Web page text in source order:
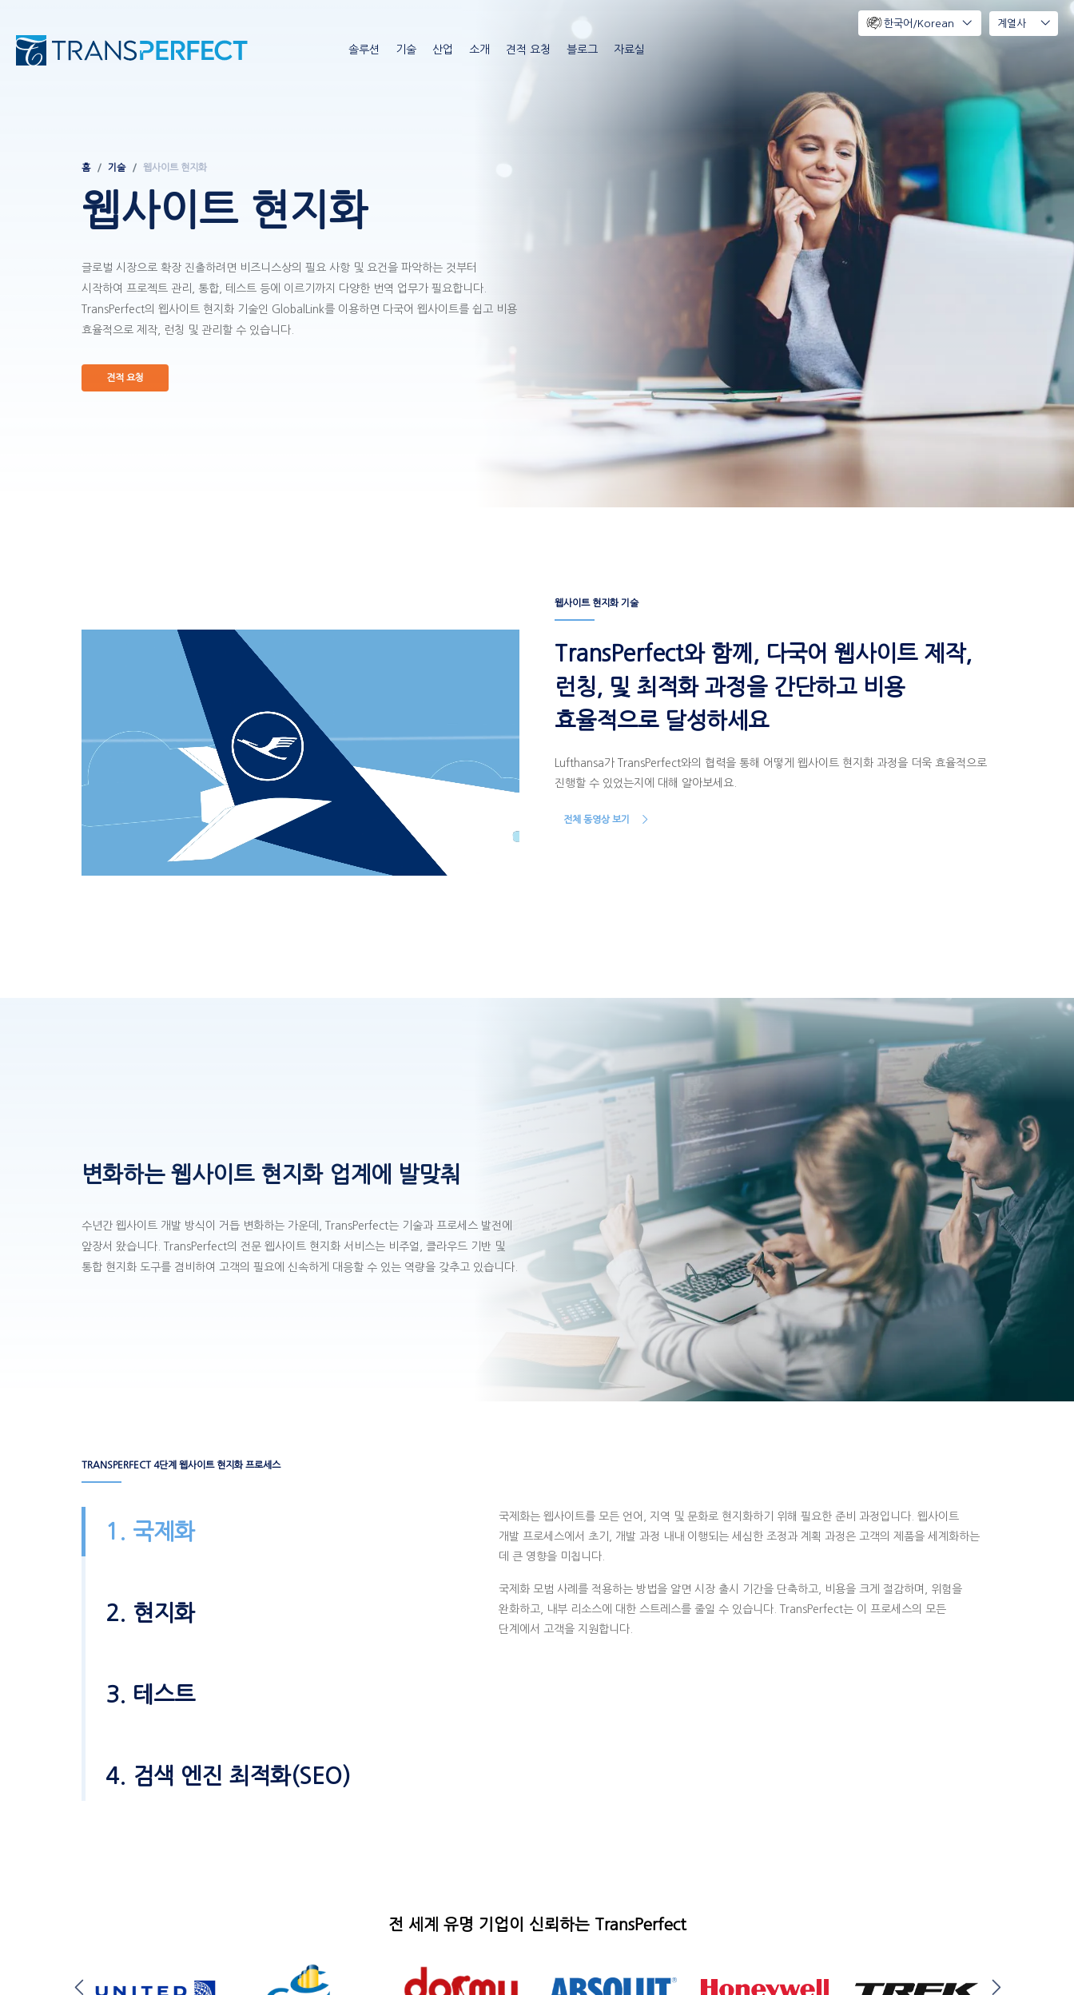
콘
솔루션 기술 산업 소개 견적 요청 블로그 자료실
한국어/Korean 계열사
이동
경로
홈 기술 웹사이트 현지화
웹사이트 현지화
글로벌 시장으로 확장 진출하려면 비즈니스상의 필요 사항 및 요건을 파악하는 것부터
시작하여 프로젝트 관리, 통합, 테스트 등에 이르기까지 다양한 번역 업무가 필요합니다.
TransPerfect의 웹사이트 현지화 기술인 GlobalLink를 이용하면 다국어 웹사이트를 쉽고 비용
효율적으로 제작, 런칭 및 관리할 수 있습니다.
견적 요청
웹사이트 현지화 기술
TransPerfect와 함께, 다국어 웹사이트 제작,
런칭, 및 최적화 과정을 간단하고 비용
효율적으로 달성하세요
Lufthansa가 TransPerfect와의 협력을 통해 어떻게 웹사이트 현지화 과정을 더욱 효율적으로
진행할 수 있었는지에 대해 알아보세요.
전체 동영상 보기
변화하는 웹사이트 현지화 업계에 발맞춰
수년간 웹사이트 개발 방식이 거듭 변화하는 가운데, TransPerfect는 기술과 프로세스 발전에
앞장서 왔습니다. TransPerfect의 전문 웹사이트 현지화 서비스는 비주얼, 클라우드 기반 및
통합 현지화 도구를 겸비하여 고객의 필요에 신속하게 대응할 수 있는 역량을 갖추고 있습니다.
TRANSPERFECT 4단계 웹사이트 현지화 프로세스
1. 국제화
2. 현지화
3. 테스트
4. 검색 엔진 최적화(SEO)
국제화는 웹사이트를 모든 언어, 지역 및 문화로 현지화하기 위해 필요한 준비 과정입니다. 웹사이트
개발 프로세스에서 초기, 개발 과정 내내 이행되는 세심한 조정과 계획 과정은 고객의 제품을 세계화하는
데 큰 영향을 미칩니다.
국제화 모범 사례를 적용하는 방법을 알면 시장 출시 기간을 단축하고, 비용을 크게 절감하며, 위험을
완화하고, 내부 리소스에 대한 스트레스를 줄일 수 있습니다. TransPerfect는 이 프로세스의 모든
단계에서 고객을 지원합니다.
전 세계 유명 기업이 신뢰하는 TransPerfect